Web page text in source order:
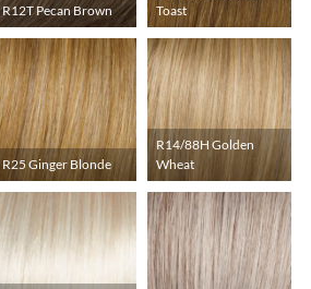
R12T Pecan Brown
Toast
R25 Ginger Blonde
R14/88H Golden
Wheat